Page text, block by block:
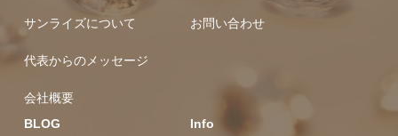
サンライズについて
代表からのメッセージ
会社概要
お問い合わせ
BLOG Info